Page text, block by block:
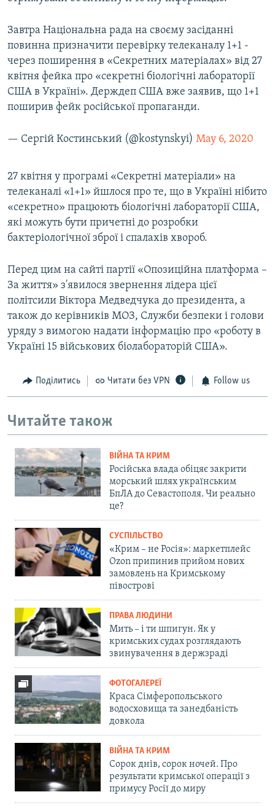
Завтра Національна рада на своєму засіданні
повинна призначити перевірку телеканалу 1+1 -
через поширення в «Секретних матеріалах» від 27
квітня фейка про «секретні біологічні лабораторії
США в Україні». Держдеп США вже заявив, що 1+1
поширив фейк російської пропаганди.
— Сергій Костинський (@kostynskyi) May 6, 2020
27 квітня у програмі «Секретні матеріали» на
телеканалі «1+1» йшлося про те, що в Україні нібито
«секретно» працюють біологічні лабораторії США,
які можуть бути причетні до розробки
бактеріологічної зброї і спалахів хвороб.
Перед цим на сайті партії «Опозиційна платформа –
За життя» з'явилося звернення лідера цієї
політсили Віктора Медведчука до президента, а
також до керівників МОЗ, Служби безпеки і голови
уряду з вимогою надати інформацію про «роботу в
Україні 15 військових біолабораторій США».
Поділитись Читати без VPN Follow us
Читайте також
ВІЙНА ТА КРИМ
Російська влада обіцяє закрити
морський шлях українським
БпЛА до Севастополя. Чи реально
це?
СУСПІЛЬСТВО
«Крим – не Росія»: маркетплейс
Ozon припинив прийом нових
замовлень на Кримському
півострові
ПРАВА ЛЮДИНИ
Мить – і ти шпигун. Як у
кримських судах розглядають
звинувачення в держзраді
ФОТОГАЛЕРЕЇ
Краса Сімферопольського
водосховища та занедбаність
довкола
ВІЙНА ТА КРИМ
Сорок днів, сорок ночей. Про
результати кримської операції з
примусу Росії до миру